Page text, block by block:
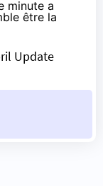
minute a
être la
Update